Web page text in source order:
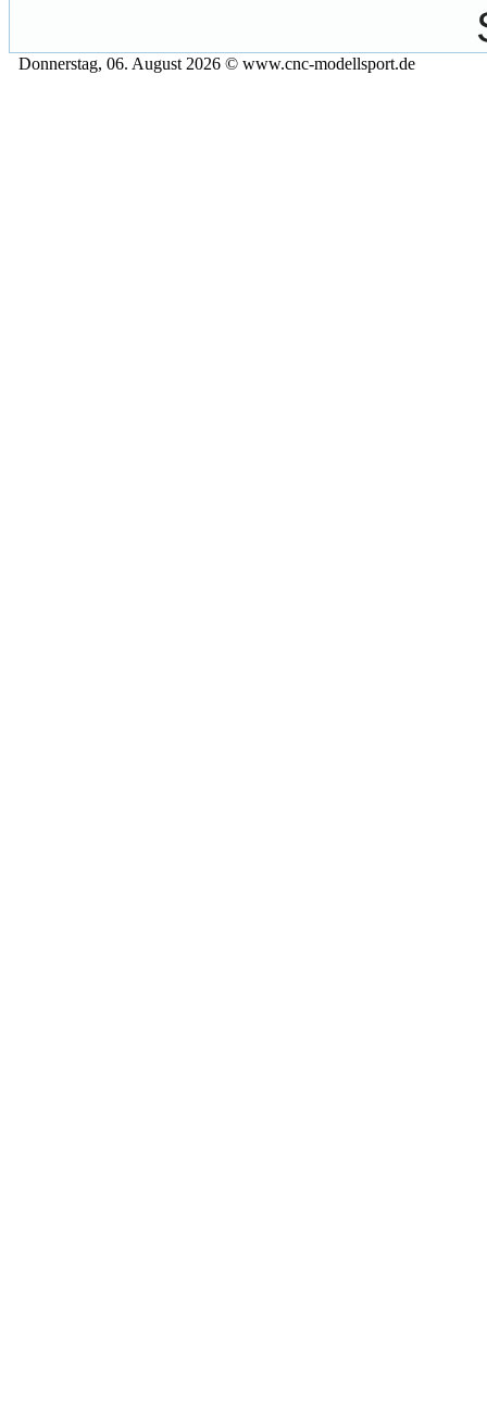
Donnerstag, 06. August 2026 © www.cnc-modellsport.de